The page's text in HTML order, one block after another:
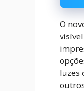
O
luzes